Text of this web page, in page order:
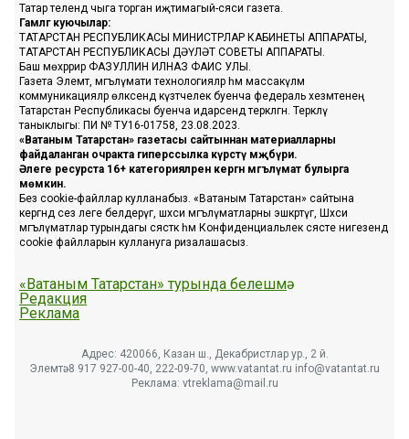
Татар телендә чыга торган иҗтимагый-сәяси газета.
Гамәлгә куючылар:
ТАТАРСТАН РЕСПУБЛИКАСЫ МИНИСТРЛАР КАБИНЕТЫ АППАРАТЫ,
ТАТАРСТАН РЕСПУБЛИКАСЫ ДӘҮЛӘТ СОВЕТЫ АППАРАТЫ.
Баш мөхәррир ФАЗУЛЛИН ИЛНАЗ ФАИС УЛЫ.
Газета Элемтә, мәгълүмати технологияләр һәм массакүләм
коммуникацияләр өлкәсендә күзәтчелек буенча федераль хезмәтенең
Татарстан Республикасы буенча идарәсендә теркәлгән. Теркәлү
таныклыгы: ПИ № ТУ16-01758, 23.08.2023.
«Ватаным Татарстан» газетасы сайтыннан материалларны
файдаланган очракта гиперссылка күрсәтү мәҗбүри.
Әлеге ресурста 16+ категорияләренә кергән мәгълүмат булырга
мөмкин.
Без cookie-файллар кулланабыз. «Ватаным Татарстан» сайтына
кергәндә сез әлеге белдерүгә, шәхси мәгълүматларны эшкәртүгә, Шәхси
мәгълүматлар турындагы сәясәткә һәм Конфиденциальлек сәясәте нигезендә
cookie файлларын куллануга ризалашасыз.
«Ватаным Татарстан» турында белешмә
Редакция
Реклама
Адрес: 420066, Казан ш., Декабристлар ур., 2 й.
Элемтә: 8 917 927-00-40, 222-09-70, www.vatantat.ru info@vatantat.ru
Реклама: vtreklama@mail.ru